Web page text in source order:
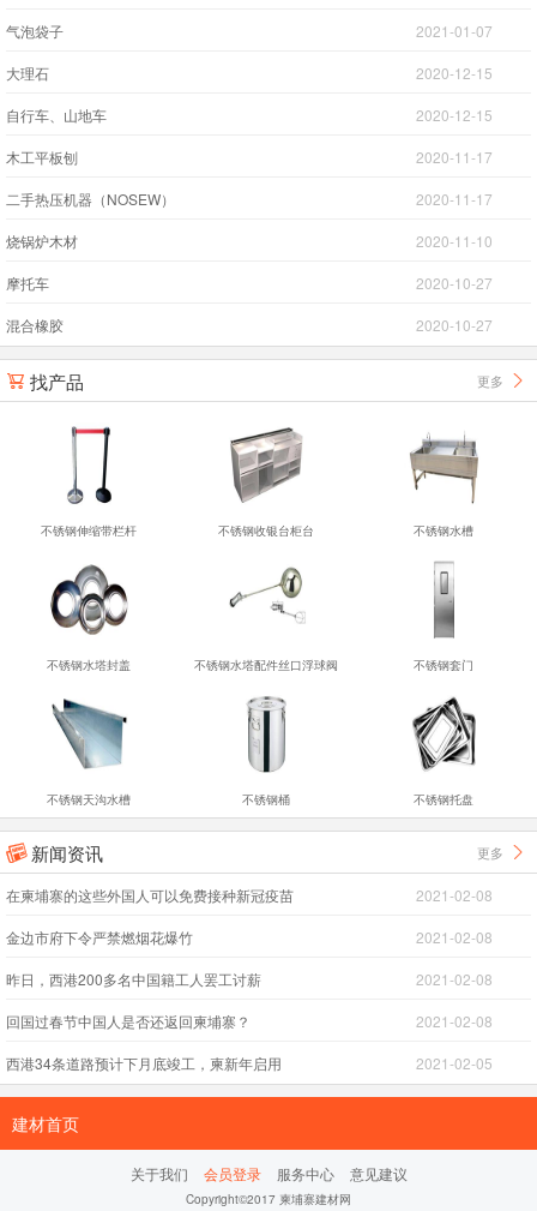
气泡袋子 2021-01-07
大理石 2020-12-15
自行车、山地车 2020-12-15
木工平板刨 2020-11-17
二手热压机器（NOSEW） 2020-11-17
烧锅炉木材 2020-11-10
摩托车 2020-10-27
混合橡胶 2020-10-27
 找产品 更多 
不锈钢伸缩带栏杆 不锈钢收银台柜台 不锈钢水槽
不锈钢水塔封盖 不锈钢水塔配件丝口浮球阀 不锈钢套门
不锈钢天沟水槽 不锈钢桶 不锈钢托盘
 新闻资讯 更多 
在柬埔寨的这些外国人可以免费接种新冠疫苗 2021-02-08
金边市府下令严禁燃烟花爆竹 2021-02-08
昨日，西港200多名中国籍工人罢工讨薪 2021-02-08
回国过春节中国人是否还返回柬埔寨？ 2021-02-08
西港34条道路预计下月底竣工，柬新年启用 2021-02-05
建材首页
关于我们 会员登录 服务中心 意见建议
Copyright©2017 柬埔寨建材网